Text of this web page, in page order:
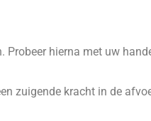
hierna met uw
zuigende kracht in de